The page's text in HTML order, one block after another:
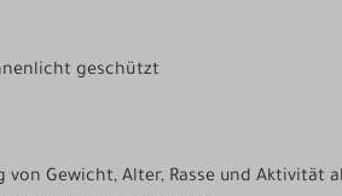
geschützt
Gewicht, Alter, Rasse und